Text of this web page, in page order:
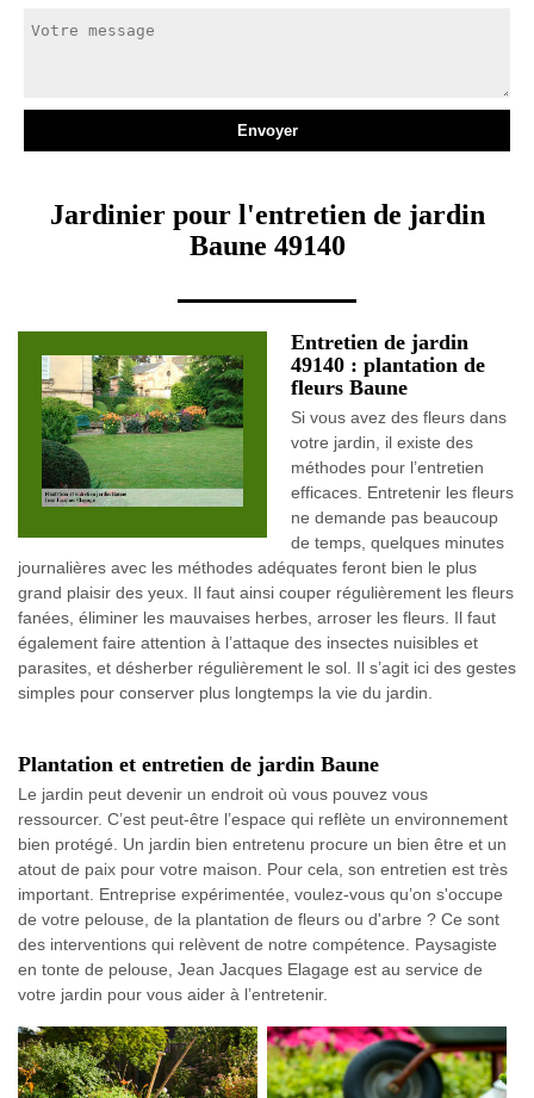
Jardinier pour l'entretien de jardin
Baune 49140
Entretien de jardin
49140 : plantation de
fleurs Baune
Si vous avez des fleurs dans
votre jardin, il existe des
méthodes pour l’entretien
efficaces. Entretenir les fleurs
ne demande pas beaucoup
de temps, quelques minutes
journalières avec les méthodes adéquates feront bien le plus
grand plaisir des yeux. Il faut ainsi couper régulièrement les fleurs
fanées, éliminer les mauvaises herbes, arroser les fleurs. Il faut
également faire attention à l’attaque des insectes nuisibles et
parasites, et désherber régulièrement le sol. Il s’agit ici des gestes
simples pour conserver plus longtemps la vie du jardin.
Plantation et entretien de jardin Baune
Le jardin peut devenir un endroit où vous pouvez vous
ressourcer. C’est peut-être l’espace qui reflète un environnement
bien protégé. Un jardin bien entretenu procure un bien être et un
atout de paix pour votre maison. Pour cela, son entretien est très
important. Entreprise expérimentée, voulez-vous qu’on s'occupe
de votre pelouse, de la plantation de fleurs ou d'arbre ? Ce sont
des interventions qui relèvent de notre compétence. Paysagiste
en tonte de pelouse, Jean Jacques Elagage est au service de
votre jardin pour vous aider à l’entretenir.